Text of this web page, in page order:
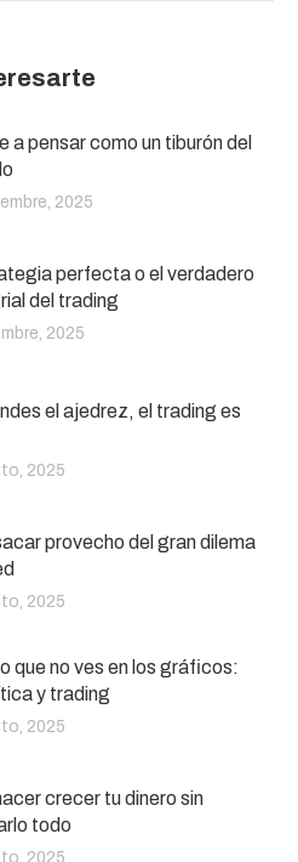
a pensar como un tiburón del
2025
perfecta o el verdadero
del trading
2025
el ajedrez, el trading es
2025
provecho del gran dilema
2025
que no ves en los gráficos:
y trading
2025
crecer tu dinero sin
todo
2025